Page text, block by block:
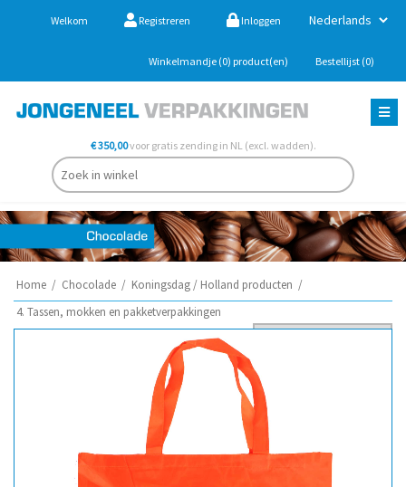
Welkom Registreren Inloggen
Winkelmandje (0) product(en) Bestellijst (0)
€ 350,00voor gratis zending in NL (excl. wadden).
Home / Chocolade / Koningsdag / Holland producten /
4. Tassen, mokken en pakketverpakkingen
Sorteer op